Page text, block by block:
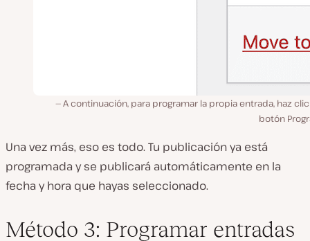
A continuación, para programar la propia entrada, haz
botón
Una vez más, eso es todo. Tu publicación ya está
programada y se publicará automáticamente en la
fecha y hora que hayas seleccionado.
Método 3: Programar entradas